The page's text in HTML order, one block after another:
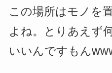
この場所はモノを
よね。とりあえず
いいんですもん